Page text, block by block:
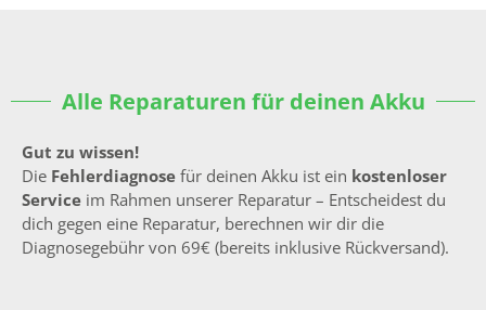
Alle Reparaturen für deinen Akku
Gut zu wissen!
Die Fehlerdiagnose für deinen Akku ist ein kostenloser
Service im Rahmen unserer Reparatur – Entscheidest du
dich gegen eine Reparatur, berechnen wir dir die
Diagnosegebühr von 69€ (bereits inklusive Rückversand).